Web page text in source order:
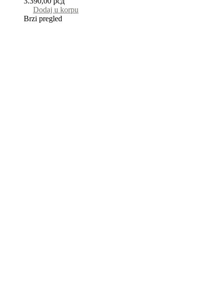
Dodaj u korpu
Brzi pregled